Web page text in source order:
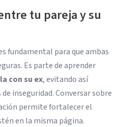
tu pareja y su
fundamental para que ambas
Es parte de aprender
con su ex, evitando así
inseguridad. Conversar sobre
permite fortalecer el
en la misma página.